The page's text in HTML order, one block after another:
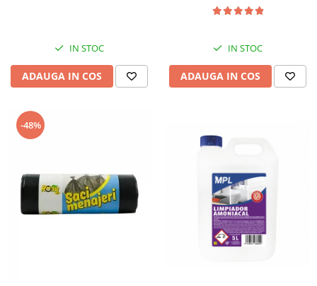
IN STOC
ADAUGA IN COS
IN STOC
ADAUGA IN COS
-48%